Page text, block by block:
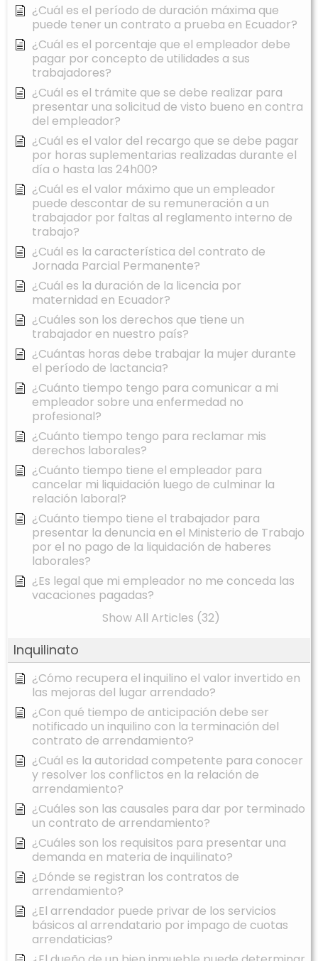
¿Cuál es el período de duración máxima que
puede tener un contrato a prueba en Ecuador?
¿Cuál es el porcentaje que el empleador debe
pagar por concepto de utilidades a sus
trabajadores?
¿Cuál es el trámite que se debe realizar para
presentar una solicitud de visto bueno en contra
del empleador?
¿Cuál es el valor del recargo que se debe pagar
por horas suplementarias realizadas durante el
día o hasta las 24h00?
¿Cuál es el valor máximo que un empleador
puede descontar de su remuneración a un
trabajador por faltas al reglamento interno de
trabajo?
¿Cuál es la característica del contrato de
Jornada Parcial Permanente?
¿Cuál es la duración de la licencia por
maternidad en Ecuador?
¿Cuáles son los derechos que tiene un
trabajador en nuestro país?
¿Cuántas horas debe trabajar la mujer durante
el período de lactancia?
¿Cuánto tiempo tengo para comunicar a mi
empleador sobre una enfermedad no
profesional?
¿Cuánto tiempo tengo para reclamar mis
derechos laborales?
¿Cuánto tiempo tiene el empleador para
cancelar mi liquidación luego de culminar la
relación laboral?
¿Cuánto tiempo tiene el trabajador para
presentar la denuncia en el Ministerio de Trabajo
por el no pago de la liquidación de haberes
laborales?
¿Es legal que mi empleador no me conceda las
vacaciones pagadas?
Show All Articles (32)
Inquilinato
¿Cómo recupera el inquilino el valor invertido en
las mejoras del lugar arrendado?
¿Con qué tiempo de anticipación debe ser
notificado un inquilino con la terminación del
contrato de arrendamiento?
¿Cuál es la autoridad competente para conocer
y resolver los conflictos en la relación de
arrendamiento?
¿Cuáles son las causales para dar por terminado
un contrato de arrendamiento?
¿Cuáles son los requisitos para presentar una
demanda en materia de inquilinato?
¿Dónde se registran los contratos de
arrendamiento?
¿El arrendador puede privar de los servicios
básicos al arrendatario por impago de cuotas
arrendaticias?